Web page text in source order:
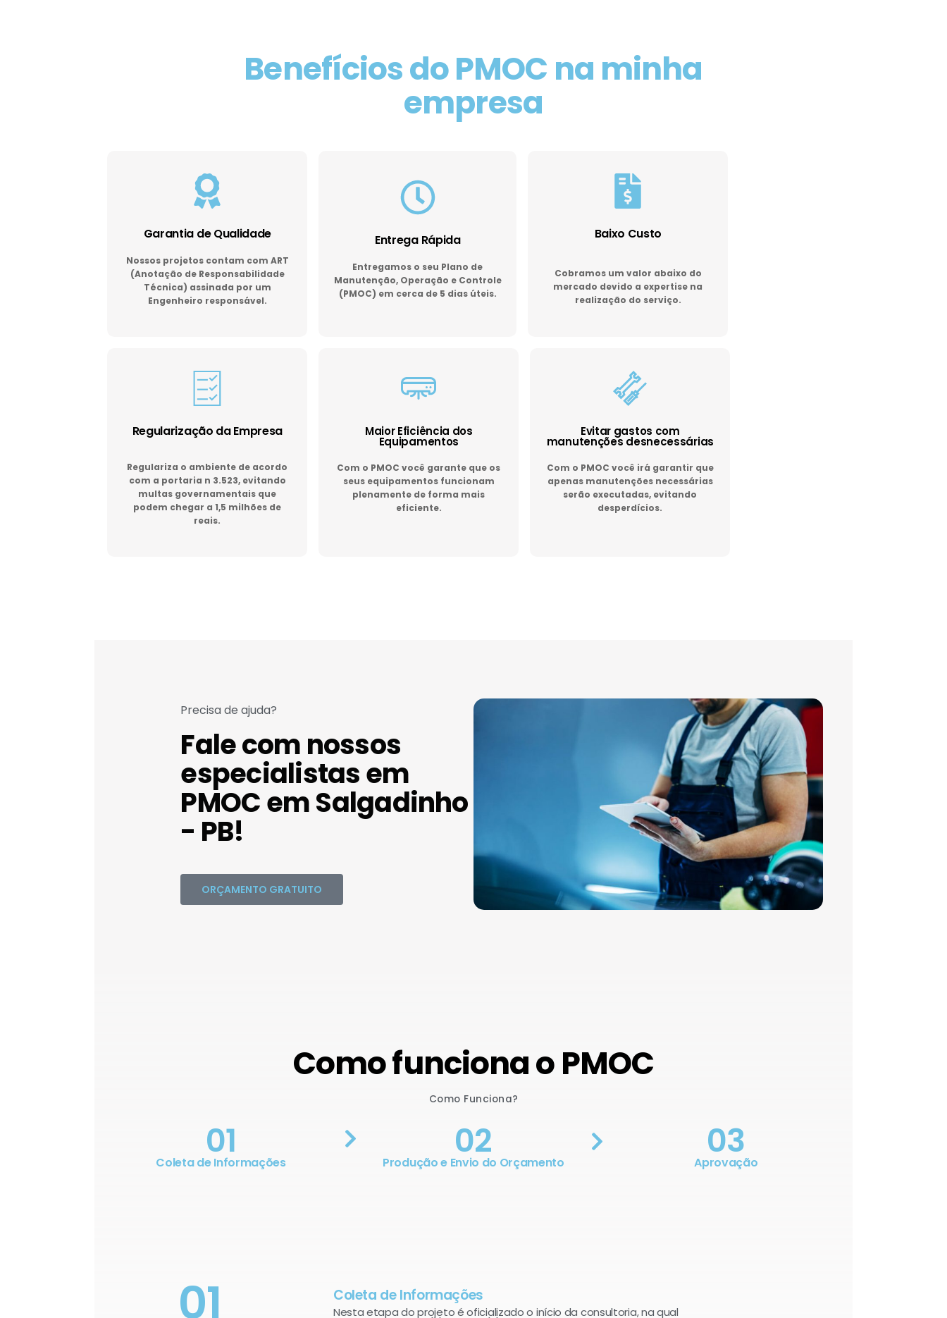
Benefícios do PMOC na minha
empresa
Garantia de Qualidade
Nossos projetos contam com ART
(Anotação de Responsabilidade
Técnica) assinada por um
Engenheiro responsável.
Entrega Rápida
Entregamos o seu Plano de
Manutenção, Operação e Controle
(PMOC) em cerca de 5 dias úteis.
Baixo Custo
Cobramos um valor abaixo do
mercado devido a expertise na
realização do serviço.
Regularização da Empresa
Regulariza o ambiente de acordo
com a portaria n 3.523, evitando
multas governamentais que
podem chegar a 1,5 milhões de
reais.
Maior Eficiência dos
Equipamentos
Com o PMOC você garante que os
seus equipamentos funcionam
plenamente de forma mais
eficiente.
Evitar gastos com
manutenções desnecessárias
Com o PMOC você irá garantir que
apenas manutenções necessárias
serão executadas, evitando
desperdícios.
Precisa de ajuda?
Fale com nossos
especialistas em
PMOC em Salgadinho
- PB!
ORÇAMENTO GRATUITO
Como funciona o PMOC
Como Funciona?
01
Coleta de Informações 02
Produção e Envio do Orçamento 03
Aprovação
01 Coleta de Informações
Nesta etapa do projeto é oficializado o início da consultoria, na qual